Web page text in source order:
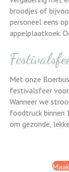
broodjes of
personeel eens
appelplaatkoek.
Met onze
festivalsfeer
Wanneer we
foodtruck binnen
om gezonde,